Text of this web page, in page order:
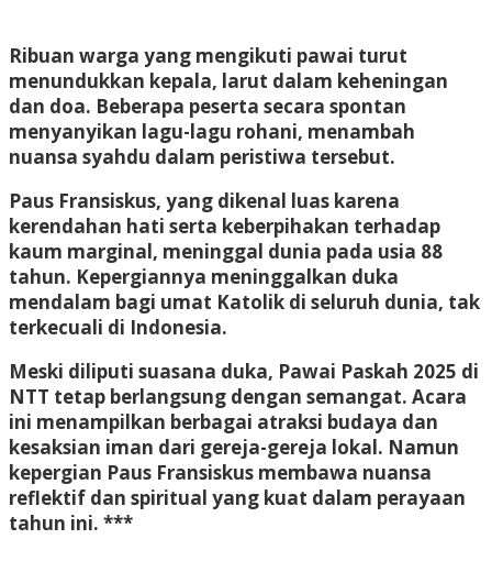
Ribuan warga yang mengikuti pawai turut
menundukkan kepala, larut dalam keheningan
dan doa. Beberapa peserta secara spontan
menyanyikan lagu-lagu rohani, menambah
nuansa syahdu dalam peristiwa tersebut.
Paus Fransiskus, yang dikenal luas karena
kerendahan hati serta keberpihakan terhadap
kaum marginal, meninggal dunia pada usia 88
tahun. Kepergiannya meninggalkan duka
mendalam bagi umat Katolik di seluruh dunia, tak
terkecuali di Indonesia.
Meski diliputi suasana duka, Pawai Paskah 2025 di
NTT tetap berlangsung dengan semangat. Acara
ini menampilkan berbagai atraksi budaya dan
kesaksian iman dari gereja-gereja lokal. Namun
kepergian Paus Fransiskus membawa nuansa
reflektif dan spiritual yang kuat dalam perayaan
tahun ini. ***